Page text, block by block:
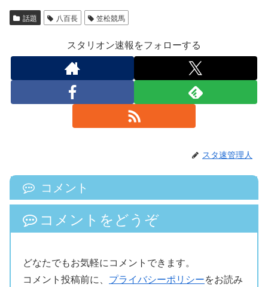
話題 八百長 笠松競馬
スタリオン速報をフォローする
スタ速管理人
コメント
コメントをどうぞ
どなたでもお気軽にコメントできます。
コメント投稿前に、 プライバシーポリシーをお読み